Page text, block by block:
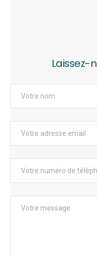
Laissez-